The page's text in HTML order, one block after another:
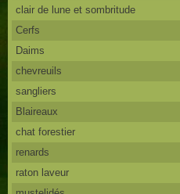
clair de lune et sombritude
Cerfs
Daims
chevreuils
sangliers
Blaireaux
chat forestier
renards
raton laveur